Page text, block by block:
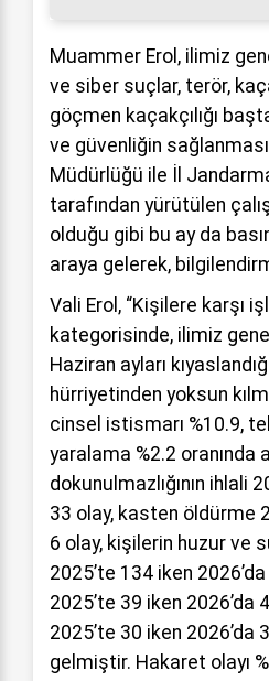
Muammer Erol, ilimiz
ve siber suçlar, terör,
göçmen kaçakçılığı
ve güvenliğin
Müdürlüğü ile İl
tarafından yürütülen
olduğu gibi bu ay da
araya gelerek,
Vali Erol, “Kişilere karşı
kategorisinde, ilimiz
Haziran ayları
hürriyetinden yoksun
cinsel istismarı %10.9,
yaralama %2.2 oranında
dokunulmazlığının ihlali
33 olay, kasten öldürme
6 olay, kişilerin huzur ve
2025’te 134 iken
2025’te 39 iken 2026’da
2025’te 30 iken 2026’da
gelmiştir. Hakaret olayı